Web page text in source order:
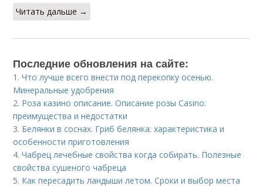
Читать дальше →
Последние обновления на сайте:
1.Что лучше всего внести под перекопку осенью.
Минеральные удобрения
2. Роза казино описание. Описание розы Casino:
преимущества и недостатки
3. Белянки в соснах. Гриб белянка: характеристика и
особенности приготовления
4.Чабрец лечебные свойства когда собирать. Полезные
свойства сушеного чабреца
5. Как пересадить ландыши летом. Сроки и выбор места